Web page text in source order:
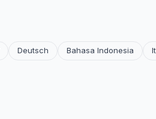
Deutsch Bahasa Indonesia